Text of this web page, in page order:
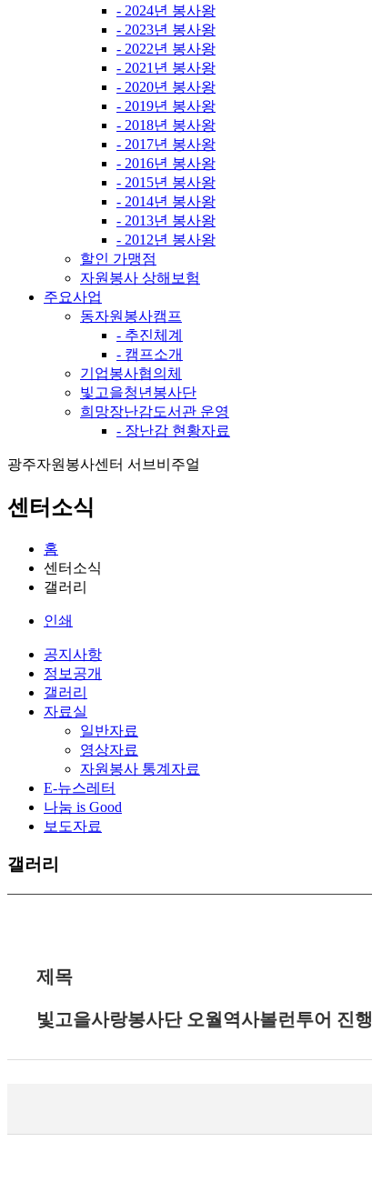
- 2024년 봉사왕
- 2023년 봉사왕
- 2022년 봉사왕
- 2021년 봉사왕
- 2020년 봉사왕
- 2019년 봉사왕
- 2018년 봉사왕
- 2017년 봉사왕
- 2016년 봉사왕
- 2015년 봉사왕
- 2014년 봉사왕
- 2013년 봉사왕
- 2012년 봉사왕
할인 가맹점
자원봉사 상해보험
주요사업
동자원봉사캠프
- 추진체계
- 캠프소개
기업봉사협의체
빛고을청년봉사단
희망장난감도서관 운영
- 장난감 현황자료
광주자원봉사센터 서브비주얼
센터소식
홈
센터소식
갤러리
인쇄
공지사항
정보공개
갤러리
자료실
일반자료
영상자료
자원봉사 통계자료
E-뉴스레터
나눔 is Good
보도자료
갤러리
제목
빛고을사랑봉사단 오월역사볼런투어 진행